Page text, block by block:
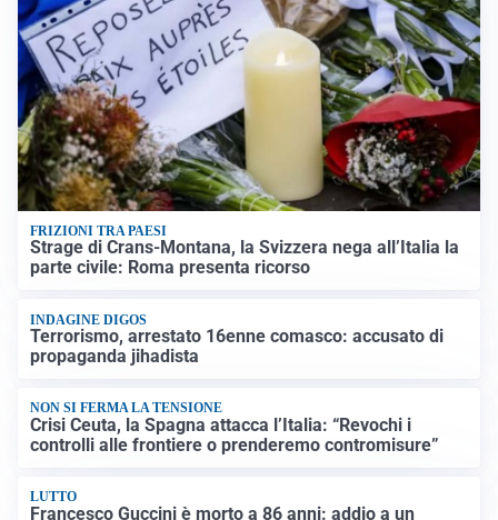
FRIZIONI TRA PAESI
Strage di Crans-Montana, la Svizzera nega all’Italia la
parte civile: Roma presenta ricorso
INDAGINE DIGOS
Terrorismo, arrestato 16enne comasco: accusato di
propaganda jihadista
NON SI FERMA LA TENSIONE
Crisi Ceuta, la Spagna attacca l’Italia: “Revochi i
controlli alle frontiere o prenderemo contromisure”
LUTTO
Francesco Guccini è morto a 86 anni: addio a un